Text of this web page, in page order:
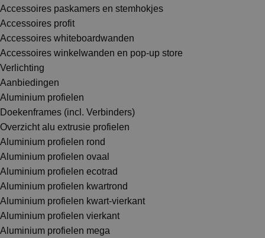
Accessoires paskamers en stemhokjes
Accessoires profit
Accessoires whiteboardwanden
Accessoires winkelwanden en pop-up store
Verlichting
Aanbiedingen
Aluminium profielen
Doekenframes (incl. Verbinders)
Overzicht alu extrusie profielen
Aluminium profielen rond
Aluminium profielen ovaal
Aluminium profielen ecotrad
Aluminium profielen kwartrond
Aluminium profielen kwart-vierkant
Aluminium profielen vierkant
Aluminium profielen mega